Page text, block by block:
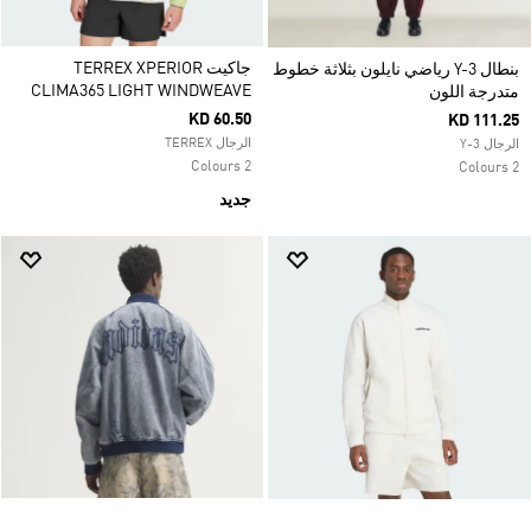
بنطال Y-3 رياضي نايلون بثلاثة خطوط
متدرجة اللون
KD 111.25
الرجال Y-3
2 Colours
جاكيت TERREX XPERIOR
CLIMA365 LIGHT WINDWEAVE
KD 60.50
الرجال TERREX
2 Colours
جديد